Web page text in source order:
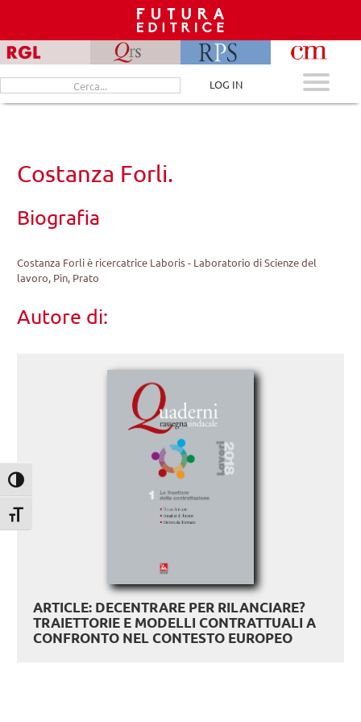
Attiva/disattiva alto contrasto
Attiva/disattiva dimensione testo
content
Cerca
per:
LOG IN
Costanza Forli.
Biografia
Costanza Forli è ricercatrice Laboris - Laboratorio di Scienze del
lavoro, Pin, Prato
Autore di:
ARTICLE: DECENTRARE PER RILANCIARE?
TRAIETTORIE E MODELLI CONTRATTUALI A
CONFRONTO NEL CONTESTO EUROPEO